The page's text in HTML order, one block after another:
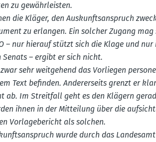
zu gewähr­leisten.
die Kläger, den Auskunfts­an­spruch
zu erlangen. Ein solcher Zugang
– nur hierauf stützt sich die Klage und
Senats – ergibt er sich nicht.
sehr weitgehend das Vorliegen
Text befinden. Anderer­seits grenzt er
ab. Im Streitfall geht es den Klägern
ihnen in der Mitteilung über die
Vorla­ge­be­richt als solchen.
wurde durch das